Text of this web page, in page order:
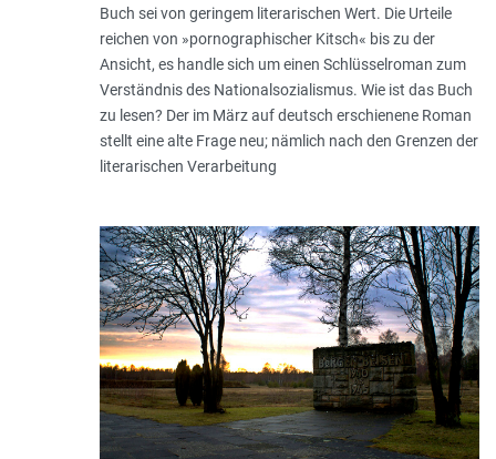
Buch sei von geringem literarischen Wert. Die Urteile
reichen von »pornographischer Kitsch« bis zu der
Ansicht, es handle sich um einen Schlüsselroman zum
Verständnis des Nationalsozialismus. Wie ist das Buch
zu lesen? Der im März auf deutsch erschienene Roman
stellt eine alte Frage neu; nämlich nach den Grenzen der
literarischen Verarbeitung